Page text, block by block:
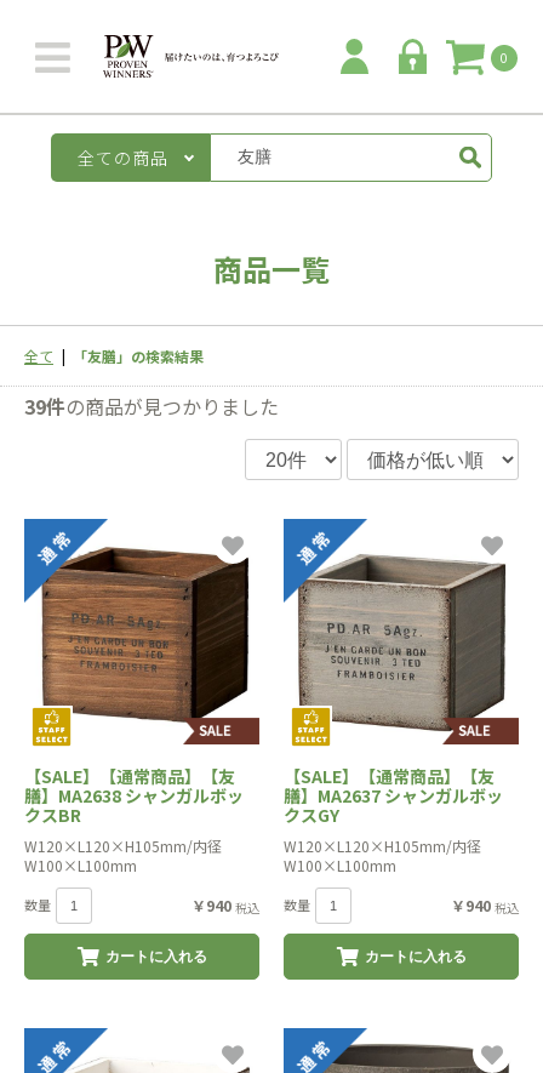
0
全ての商品
商品一覧
全て | 「友膳」の検索結果
39件の商品が見つかりました
【SALE】【通常商品】【友
膳】MA2638 シャンガルボッ
クスBR
W120×L120×H105mm/内径
W100×L100mm
数量 ￥940 税込
カートに入れる
【SALE】【通常商品】【友
膳】MA2637 シャンガルボッ
クスGY
W120×L120×H105mm/内径
W100×L100mm
数量 ￥940 税込
カートに入れる